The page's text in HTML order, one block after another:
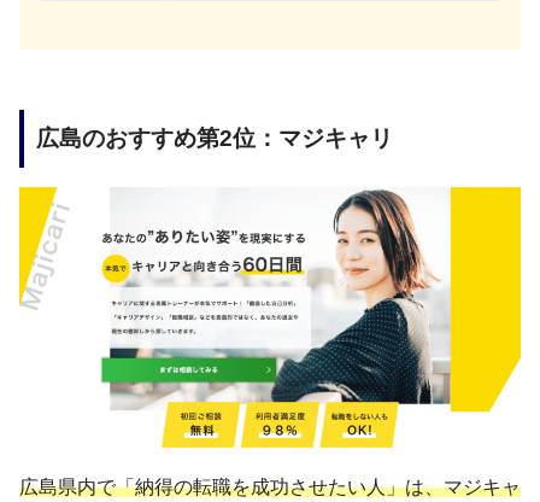
広島のおすすめ第2位：マジキャリ
広島県内で「納得の転職を成功させたい人」は、マジキャ